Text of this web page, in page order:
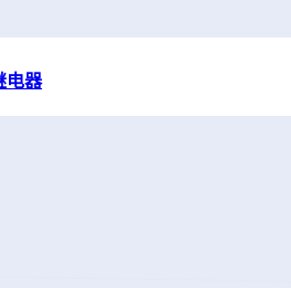
电器